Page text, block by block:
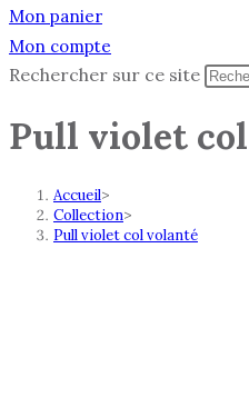
Mon panier
Mon compte
Rechercher sur ce site
Pull violet
Accueil>
Collection>
Pull violet col volanté